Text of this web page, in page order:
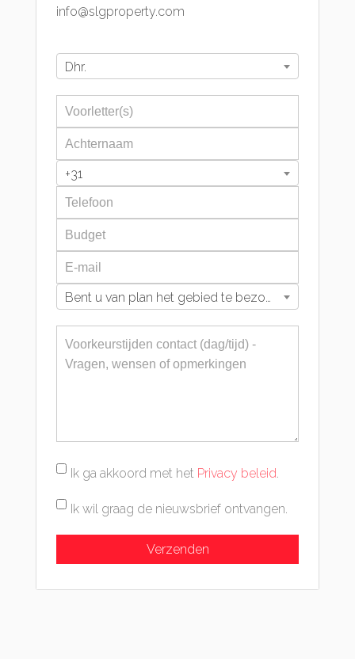
info@slgproperty.com
Dhr.
+31
Bent u van plan het gebied te bezoeken?
Ik ga akkoord met het Privacy beleid.
Ik wil graag de nieuwsbrief ontvangen.